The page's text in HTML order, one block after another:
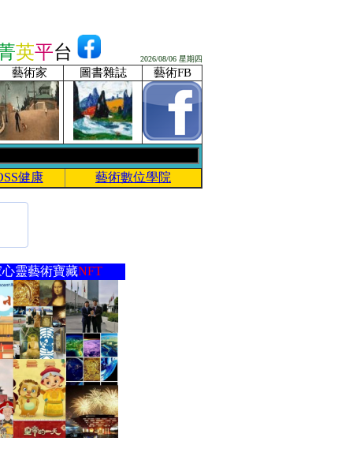
英平台 2026/08/06 星期四
藝術家 圖書雜誌 藝術FB
健康 藝術數位學院
心靈藝術寶藏NFT